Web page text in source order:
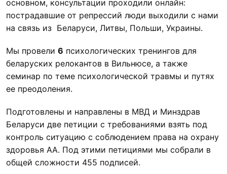
основном, консультации проходили онлайн:
пострадавшие от репрессий люди выходили с нами
на связь из Беларуси, Литвы, Польши, Украины.
Мы провели 6 психологических тренингов для
беларуских релокантов в Вильнюсе, а также
семинар по теме психологической травмы и путях
ее преодоления.
Подготовлены и направлены в МВД и Минздрав
Беларуси две петиции с требованиями взять под
контроль ситуацию с соблюдением права на охрану
здоровья АА. Под этими петициями мы собрали в
общей сложности 455 подписей.